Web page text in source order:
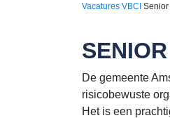
Vacatures VBCI Senior
De gemeente
risicobewuste
Het is een